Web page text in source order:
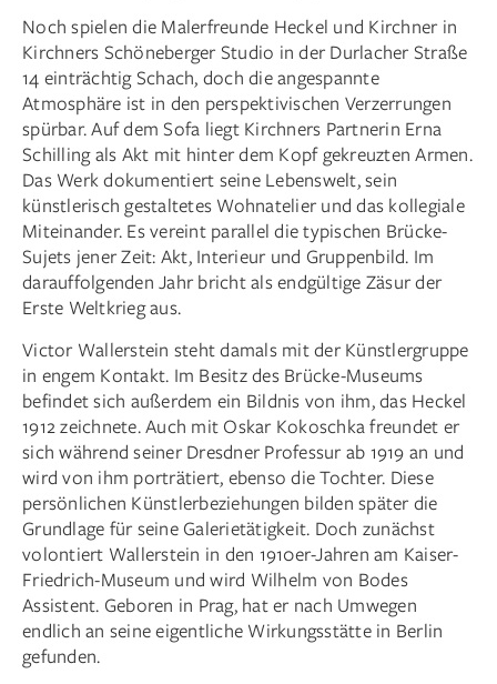
Noch spielen die Malerfreunde Heckel und Kirchner in
Kirchners Schöneberger Studio in der Durlacher Straße
14 einträchtig Schach, doch die angespannte
Atmosphäre ist in den perspektivischen Verzerrungen
spürbar. Auf dem Sofa liegt Kirchners Partnerin Erna
Schilling als Akt mit hinter dem Kopf gekreuzten Armen.
Das Werk dokumentiert seine Lebenswelt, sein
künstlerisch gestaltetes Wohnatelier und das kollegiale
Miteinander. Es vereint parallel die typischen Brücke-
Sujets jener Zeit: Akt, Interieur und Gruppenbild. Im
darauffolgenden Jahr bricht als endgültige Zäsur der
Erste Weltkrieg aus.
Victor Wallerstein steht damals mit der Künstlergruppe
in engem Kontakt. Im Besitz des Brücke-Museums
befindet sich außerdem ein Bildnis von ihm, das Heckel
1912 zeichnete. Auch mit Oskar Kokoschka freundet er
sich während seiner Dresdner Professur ab 1919 an und
wird von ihm porträtiert, ebenso die Tochter. Diese
persönlichen Künstlerbeziehungen bilden später die
Grundlage für seine Galerietätigkeit. Doch zunächst
volontiert Wallerstein in den 1910er-Jahren am Kaiser-
Friedrich-Museum und wird Wilhelm von Bodes
Assistent. Geboren in Prag, hat er nach Umwegen
endlich an seine eigentliche Wirkungsstätte in Berlin
gefunden.